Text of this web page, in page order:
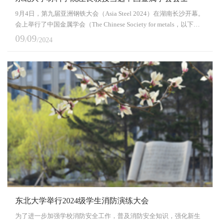
9月4日，第九届亚洲钢铁大会（Asia Steel 2024）在湖南长沙开幕。
会上举行了中国金属学会（The Chinese Society for metals，以下简
称CSM）会士证书颁发仪式，材料学院左良教授被授予“中国金属学
人才项目获得者、全国模范教师、国家百千万人才入选者、全国优
秀科技工作者、全国留学回国人员杰出成就奖...
09/09/2024
东北大学举行2024级学生消防演练大会
为了进一步加强学校消防安全工作，普及消防安全知识，强化新生